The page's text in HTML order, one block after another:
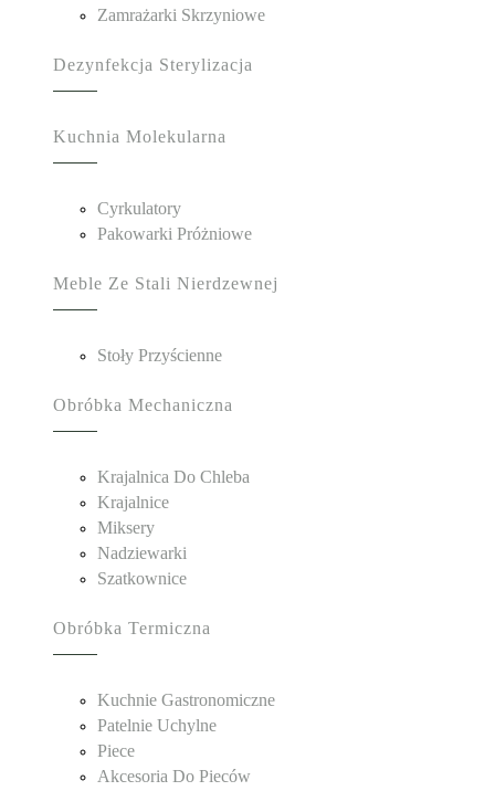
Zamrażarki Skrzyniowe
Dezynfekcja Sterylizacja
Kuchnia Molekularna
Cyrkulatory
Pakowarki Próżniowe
Meble Ze Stali Nierdzewnej
Stoły Przyścienne
Obróbka Mechaniczna
Krajalnica Do Chleba
Krajalnice
Miksery
Nadziewarki
Szatkownice
Obróbka Termiczna
Kuchnie Gastronomiczne
Patelnie Uchylne
Piece
Akcesoria Do Pieców